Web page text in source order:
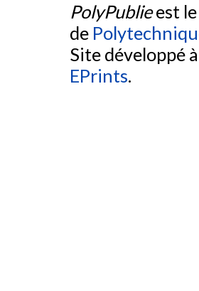
PolyPublieest
de
Site développé
EPrints.